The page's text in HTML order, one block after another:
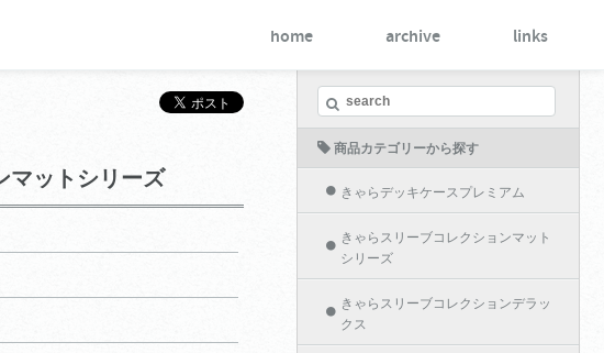
home archive links
マットシリーズ
商品カテゴリーから探す
きゃらデッキケースプレミアム
きゃらスリーブコレクションマット
シリーズ
きゃらスリーブコレクションデラッ
クス